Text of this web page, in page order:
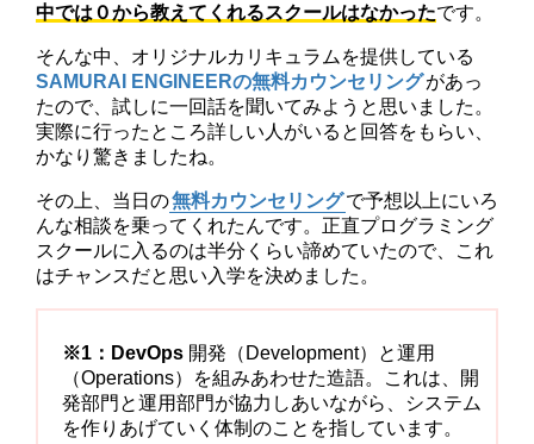
中では０から教えてくれるスクールはなかったです。
そんな中、オリジナルカリキュラムを提供している
SAMURAI ENGINEERの無料カウンセリングがあっ
たので、試しに一回話を聞いてみようと思いました。
実際に行ったところ詳しい人がいると回答をもらい、
かなり驚きましたね。
その上、当日の無料カウンセリングで予想以上にいろ
んな相談を乗ってくれたんです。正直プログラミング
スクールに入るのは半分くらい諦めていたので、これ
はチャンスだと思い入学を決めました。
※1：DevOps 開発（Development）と運用
（Operations）を組みあわせた造語。これは、開
発部門と運用部門が協力しあいながら、システム
を作りあげていく体制のことを指しています。